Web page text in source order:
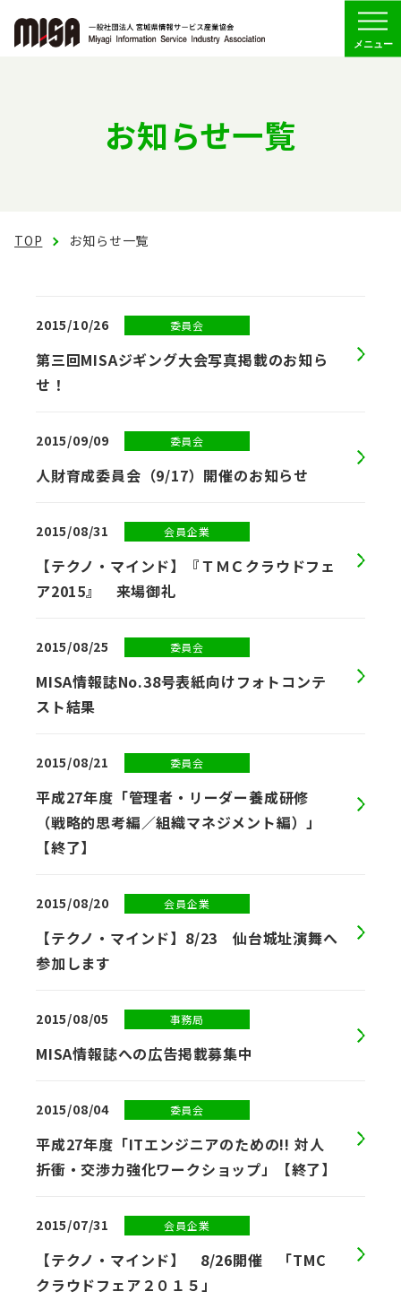
Menu
会員専用
お問い合わせ
お知らせ一覧
TOP お知らせ一覧
2015/10/26 委員会
第三回MISAジギング大会写真掲載のお知ら
せ！
2015/09/09 委員会
人財育成委員会（9/17）開催のお知らせ
2015/08/31 会員企業
【テクノ・マインド】『ＴＭＣクラウドフェ
ア2015』 来場御礼
2015/08/25 委員会
MISA情報誌No.38号表紙向けフォトコンテ
スト結果
2015/08/21 委員会
平成27年度「管理者・リーダー養成研修
（戦略的思考編／組織マネジメント編）」
【終了】
2015/08/20 会員企業
【テクノ・マインド】8/23 仙台城址演舞へ
参加します
2015/08/05 事務局
MISA情報誌への広告掲載募集中
2015/08/04 委員会
平成27年度「ITエンジニアのための!! 対人
折衝・交渉力強化ワークショップ」【終了】
2015/07/31 会員企業
【テクノ・マインド】 8/26開催 「TMC
クラウドフェア２０１５」